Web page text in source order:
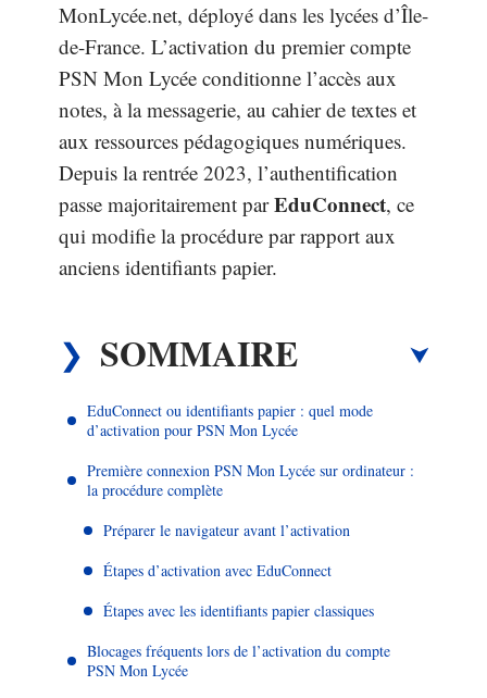
MonLycée.net, déployé dans les lycées d’Île-
de-France. L’activation du premier compte
PSN Mon Lycée conditionne l’accès aux
notes, à la messagerie, au cahier de textes et
aux ressources pédagogiques numériques.
Depuis la rentrée 2023, l’authentification
passe majoritairement parEduConnect, ce
qui modifie la procédure par rapport aux
anciens identifiants papier.
SOMMAIRE
EduConnect ou identifiants papier : quel mode
d’activation pour PSN Mon Lycée
Première connexion PSN Mon Lycée sur ordinateur :
la procédure complète
Préparer le navigateur avant l’activation
Étapes d’activation avec EduConnect
Étapes avec les identifiants papier classiques
Blocages fréquents lors de l’activation du compte
PSN Mon Lycée